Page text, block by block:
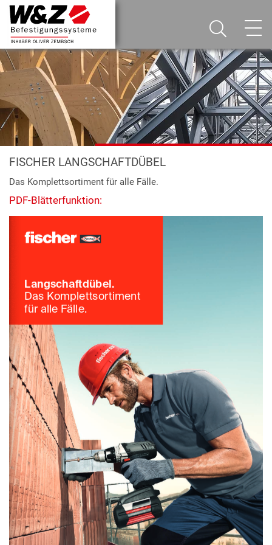
FISCHER LANGSCHAFTDÜBEL
Das Komplettsortiment für alle Fälle.
PDF-Blätterfunktion: